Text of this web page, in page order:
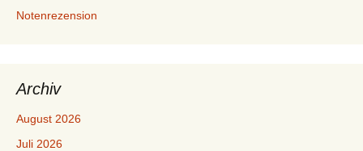
Notenrezension
Archiv
August 2026
Juli 2026